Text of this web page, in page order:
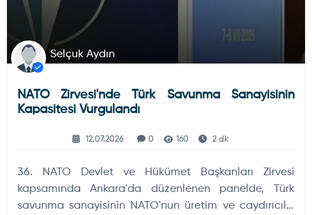
Selçuk Aydın
NATO Zirvesi'nde Türk Savunma Sanayisinin
Kapasitesi Vurgulandı
12.07.2026 0 160 2 dk
36. NATO Devlet ve Hükümet Başkanları Zirvesi
kapsamında Ankara'da düzenlenen panelde, Türk
savunma sanayisinin NATO'nun üretim ve caydırıcılık